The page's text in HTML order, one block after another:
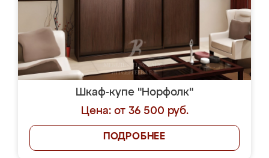
Шкаф-купе "Норфолк"
Цена: от 36 500 руб.
ПОДРОБНЕЕ